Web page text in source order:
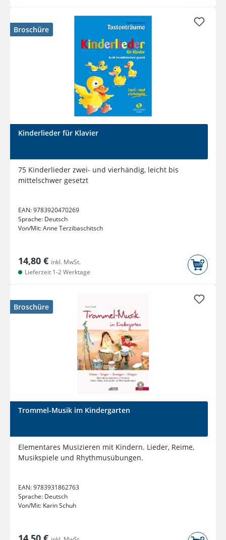
Broschüre
Kinderlieder für Klavier
75 Kinderlieder zwei- und vierhändig, leicht bis
mittelschwer gesetzt
EAN:9783920470269
Sprache: Deutsch
Von/Mit:Anne Terzibaschitsch
14,80 € inkl. MwSt.
Lieferzeit 1-2 Werktage
Broschüre
Trommel-Musik im Kindergarten
Elementares Musizieren mit Kindern. Lieder, Reime,
Musikspiele und Rhythmusübungen.
EAN:9783931862763
Sprache: Deutsch
Von/Mit: Karin Schuh